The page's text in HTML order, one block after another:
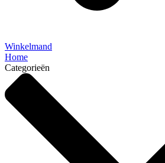
Winkelmand
Home
Categorieën